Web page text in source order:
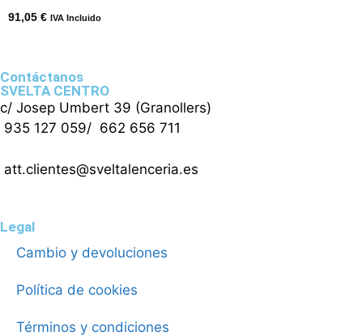
91,05 € IVA Incluido
Contáctanos
SVELTA CENTRO
c/ Josep Umbert 39 (Granollers)
935 127 059/ 662 656 711
att.clientes@sveltalenceria.es
Legal
Cambio y devoluciones
Política de cookies
Términos y condiciones